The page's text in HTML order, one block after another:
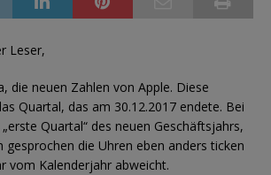
Leser,
die neuen Zahlen von Apple. Diese
Quartal, das am 30.12.2017 endete. Bei
Quartal“ des neuen Geschäftsjahrs,
gesprochen die Uhren eben anders ticken
vom Kalenderjahr abweicht.